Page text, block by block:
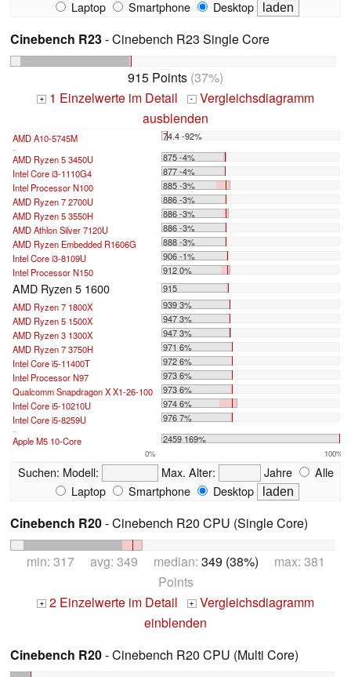
Laptop
Smartphone Desktop
Cinebench R23- Cinebench R23 Single Core
915 Points (37%)
+ 1 Einzelwerte im Detail - Vergleichsdiagramm
ausblenden
AMD A10-5745M 74.4 -92%
...
AMD Ryzen 5 3450U
875 -4%
Intel Core i3-1110G4
877 -4%
Intel Processor N100
885 -3%
AMD Ryzen 7 2700U
886 -3%
AMD Ryzen 5 3550H
886 -3%
AMD Athlon Silver 7120U
886 -3%
AMD Ryzen Embedded R1606G
888 -3%
Intel Core i3-8109U
906 -1%
Intel Processor N150
912 0%
AMD Ryzen 5 1600
915
AMD Ryzen 7 1800X
939 3%
AMD Ryzen 5 1500X
947 3%
AMD Ryzen 3 1300X
947 3%
AMD Ryzen 7 3750H
971 6%
Intel Core i5-11400T
972 6%
Intel Processor N97
973 6%
Qualcomm Snapdragon X X1-26-100
973 6%
Intel Core i5-10210U
974 6%
Intel Core i5-8259U
976 7%
...
Apple M5 10-Core 2459 169%
0% 100%
Suchen: Modell: Max. Alter: Jahre
Alle
Laptop
Smartphone Desktop
Cinebench R20- Cinebench R20 CPU (Single Core)
min: 317 avg: 349 median: 349 (38%) max: 381
Points
+ 2 Einzelwerte im Detail + Vergleichsdiagramm
einblenden
Cinebench R20- Cinebench R20 CPU (Multi Core)